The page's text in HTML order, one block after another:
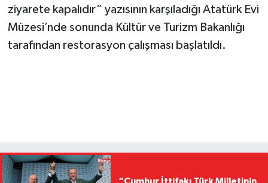
ziyarete kapalıdır” yazısının karşıladığı Atatürk Evi
Müzesi’nde sonunda Kültür ve Turizm Bakanlığı
tarafından restorasyon çalışması başlatıldı.